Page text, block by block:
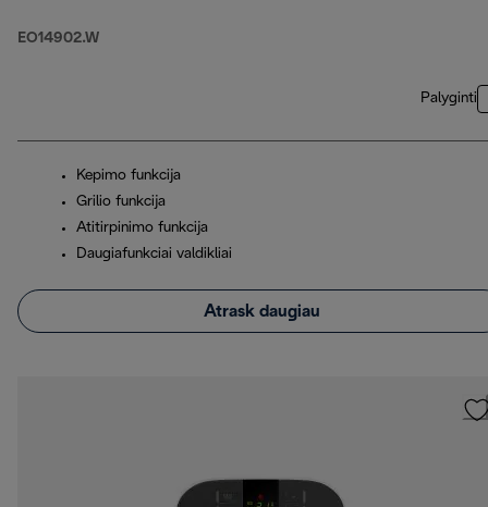
EO14902.W
Palyginti
Kepimo funkcija
Grilio funkcija
Atitirpinimo funkcija
Daugiafunkciai valdikliai
Atrask daugiau